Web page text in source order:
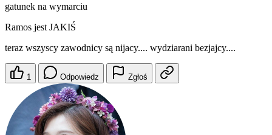
gatunek na wymarciu
Ramos jest JAKIŚ
teraz wszyscy zawodnicy są nijacy.... wydziarani bezjajcy....
1 Odpowiedz Zgłoś